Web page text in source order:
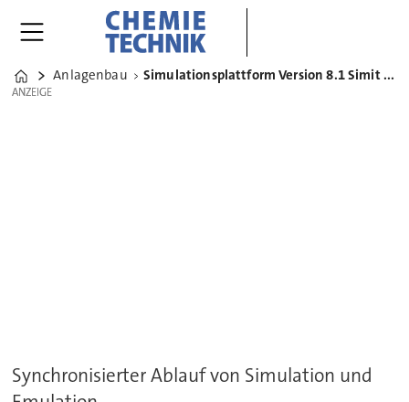
Home
Anlagenbau Simulationsplattform Version 8.1 Simit Simulation Framework
ANZEIGE
ANZEIGE
Synchronisierter Ablauf von Simulation und